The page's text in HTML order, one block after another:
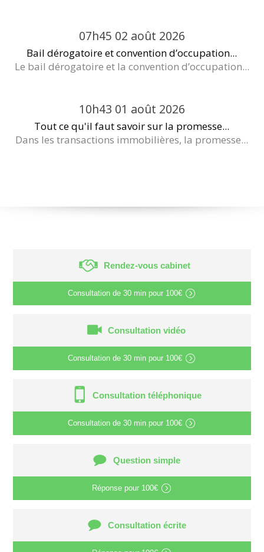
07h45 02 août 2026
Bail dérogatoire et convention d’occupation...
Le bail dérogatoire et la convention d’occupation...
10h43 01 août 2026
Tout ce qu'il faut savoir sur la promesse...
Dans les transactions immobilières, la promesse...
Rendez-vous cabinet
Consultation de 30 min pour 100€
Consultation vidéo
Consultation de 30 min pour 100€
Consultation téléphonique
Consultation de 30 min pour 100€
Question simple
Réponse pour 100€
Consultation écrite